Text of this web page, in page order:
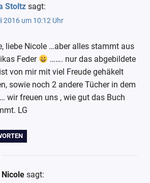
Stoltz sagt:
2016 um 10:12 Uhr
liebe Nicole …aber alles stammt aus
Feder
……. nur das abgebildete
von mir mit viel Freude gehäkelt
sowie noch 2 andere Tücher in dem
wir freuen uns , wie gut das Buch
LG
Nicole sagt: